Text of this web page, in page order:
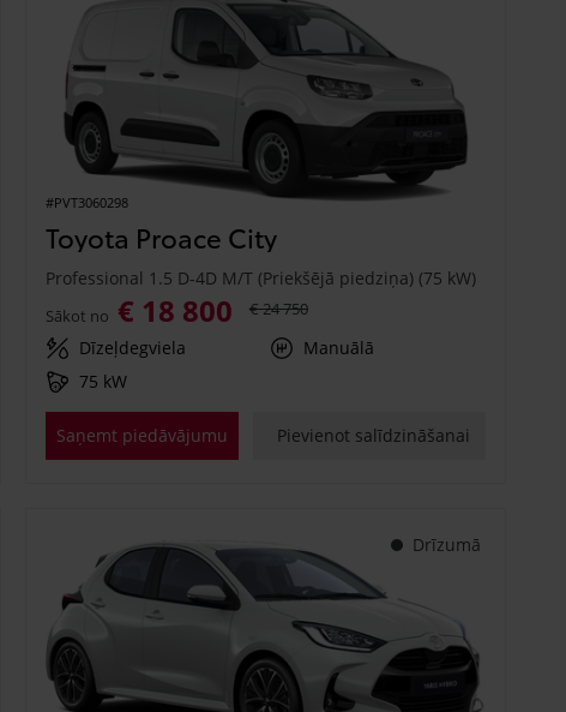
#PVT3060298
Toyota Proace City
Professional 1.5 D-4D M/T (Priekšējā piedziņa) (75 kW)
Sākot no € 18 800 € 24 750
Dīzeļdegviela
Manuālā
75 kW
Saņemt piedāvājumu Pievienot salīdzināšanai
Drīzumā